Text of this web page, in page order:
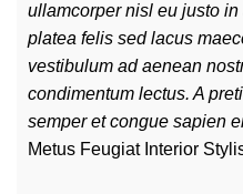
ullamcorper nisl eu justo
platea felis sed lacus
vestibulum ad aenean
condimentum lectus. A
semper et congue sapien
Metus Feugiat Interior